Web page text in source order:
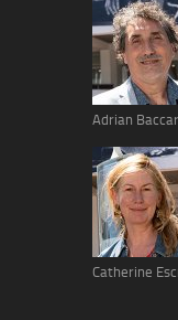
Adrian
Catherine